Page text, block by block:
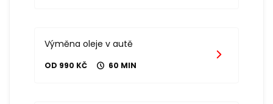
Výměna oleje v autě
OD 990 KČ 60 MIN